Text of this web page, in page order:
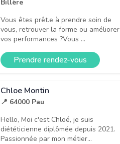
Billère
Vous êtes prêt.e à prendre soin de
vous, retrouver la forme ou améliorer
vos performances ?Vous ...
Prendre rendez-vous
Chloe Montin
📍 64000 Pau
Hello, Moi c'est Chloé, je suis
diététicienne diplômée depuis 2021.
Passionnée par mon métier...